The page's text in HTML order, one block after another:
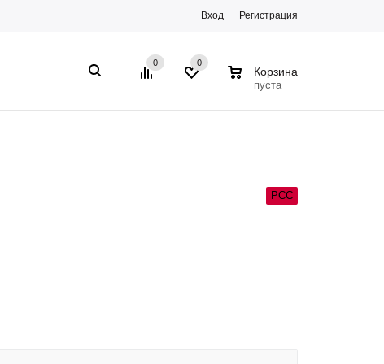
Вход Регистрация
0 0
Корзина
пуста
РСС